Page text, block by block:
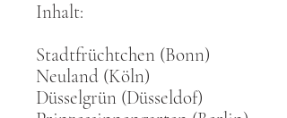
Inhalt:
Stadtfrüchtchen (Bonn)
Neuland (Köln)
Düsselgrün (Düsseldof)